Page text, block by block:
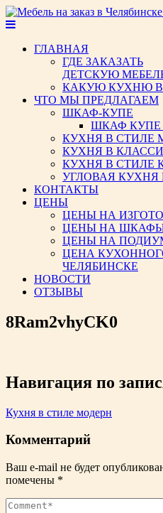
Мебель на
— EDWARD
ГЛАВНАЯ
ГДЕ ЗАКАЗАТЬ
ДЕТСКУЮ
КАКУЮ КУХНЮ
ЧТО МЫ ПРЕДЛАГАЕМ
ШКАФ-КУПЕ
ШКАФ КУПЕ
КУХНЯ В СТИЛЕ
КУХНЯ В
КУХНЯ В СТИЛЕ
УГЛОВАЯ КУХНЯ
КОНТАКТЫ
ЦЕНЫ
ЦЕНЫ НА
ЦЕНЫ НА
ЦЕНЫ НА
ЦЕНА
ЧЕЛЯБИНСКЕ
НОВОСТИ
ОТЗЫВЫ
8Ram2vhyCK0
Навигация по
Кухня в стиле модерн
Комментарий
Ваш e-mail не будет
помечены *